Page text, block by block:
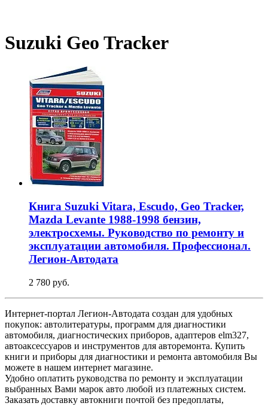
Suzuki Geo Tracker
Книга Suzuki Vitara, Escudo, Geo Tracker,
Mazda Levante 1988-1998 бензин,
электросхемы. Руководство по ремонту и
эксплуатации автомобиля. Профессионал.
Легион-Aвтодата
2 780 руб.
Интернет-портал Легион-Автодата создан для удобных
покупок: автолитературы, программ для диагностики
автомобиля, диагностических приборов, адаптеров elm327,
автоаксессуаров и инструментов для авторемонта. Купить
книги и приборы для диагностики и ремонта автомобиля Вы
можете в нашем интернет магазине.
Удобно оплатить руководства по ремонту и эксплуатации
выбранных Вами марок авто любой из платежных систем.
Заказать доставку автокниги почтой без предоплаты,